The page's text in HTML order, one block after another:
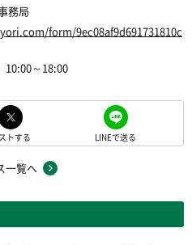
務局
form/9ec08af9d691731810c
10:00～18:00
トする LINEで送る
一覧へ